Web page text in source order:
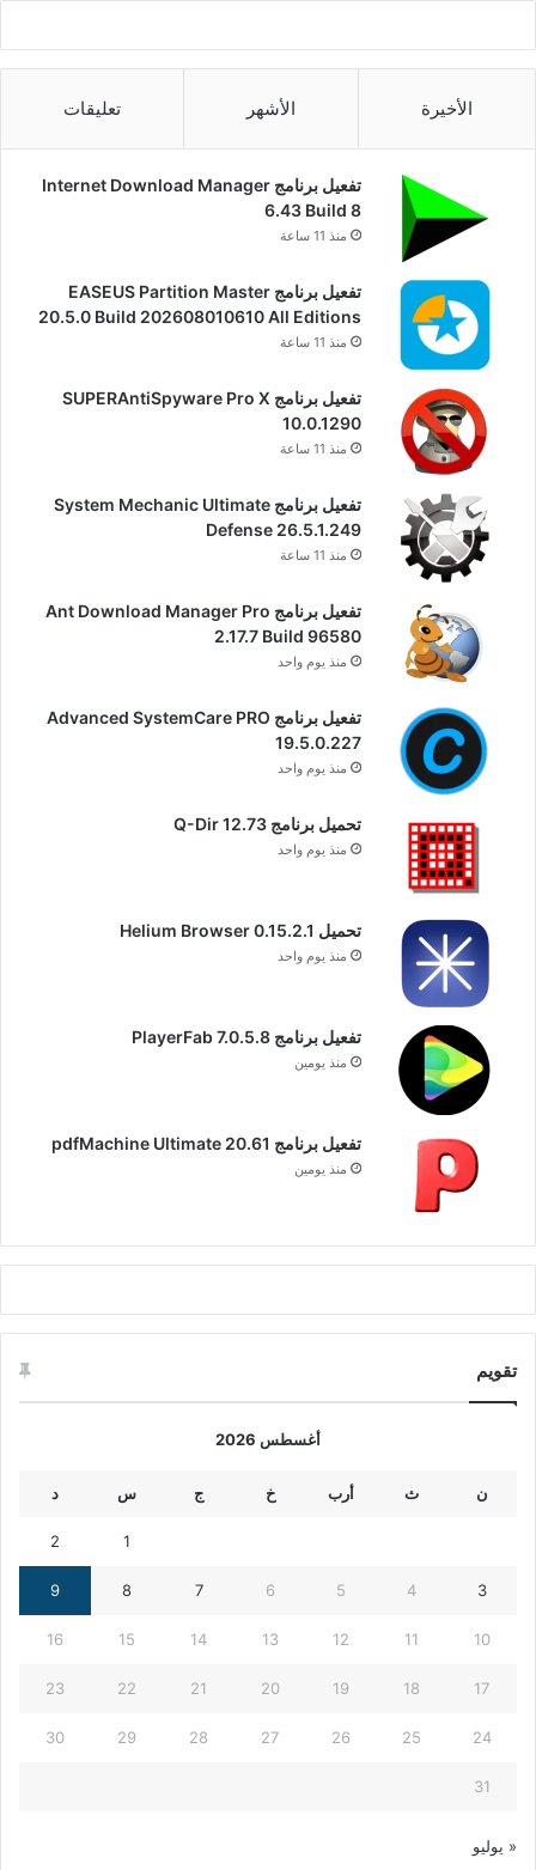
الأخيرة الأشهر تعليقات
تفعيل برنامج Internet Download Manager
6.43 Build 8
منذ 11 ساعة
تفعيل برنامج EASEUS Partition Master
20.5.0 Build 202608010610 All Editions
منذ 11 ساعة
تفعيل برنامج SUPERAntiSpyware Pro X
10.0.1290
منذ 11 ساعة
تفعيل برنامج System Mechanic Ultimate
Defense 26.5.1.249
منذ 11 ساعة
تفعيل برنامج Ant Download Manager Pro
2.17.7 Build 96580
منذ يوم واحد
تفعيل برنامج Advanced SystemCare PRO
19.5.0.227
منذ يوم واحد
تحميل برنامج Q-Dir 12.73
منذ يوم واحد
تحميل Helium Browser 0.15.2.1
منذ يوم واحد
تفعيل برنامج PlayerFab 7.0.5.8
منذ يومين
تفعيل برنامج pdfMachine Ultimate 20.61
منذ يومين
تقويم
أغسطس 2026
ن ث أرب خ ج س د
1
2
3
4
5
6
7
8
9
10
11
12
13
14
15
16
17
18
19
20
21
22
23
24
25
26
27
28
29
30
31
« يوليو